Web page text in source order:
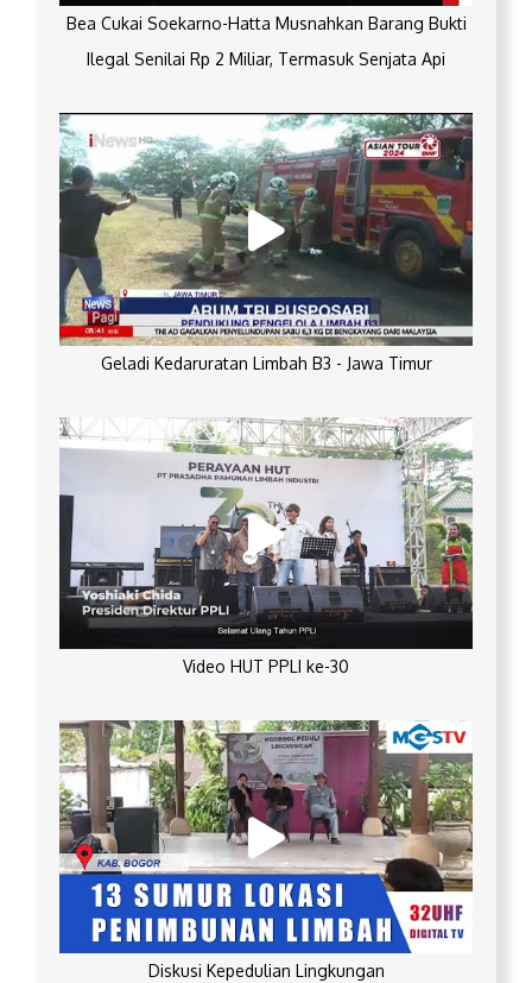
Bea Cukai Soekarno-Hatta Musnahkan Barang Bukti
Ilegal Senilai Rp 2 Miliar, Termasuk Senjata Api
Geladi Kedaruratan Limbah B3 - Jawa Timur
Video HUT PPLI ke-30
Diskusi Kepedulian Lingkungan